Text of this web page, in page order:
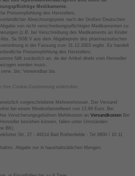
Medikamente.
Preisempfehlung des Herstellers.
Abrechnungspreis nach der Großen Deutschen
von nicht verschreibungspflichtigen Medikamenten zu
(z.B. bei Verschreibung des Medikaments an Kinder
5a SGB V aus dem Abgabepreis des pharmazeutischen
in der Fassung zum 31.12.2003 ergibt. Es handelt
Preisempfehlung des Herstellers.
fällt zusätzlich an, da der Artikel direkt vom Hersteller
bezogen werden muss.
bis: Verwendbar bis.
Ihre Cookie-Zustimmung widerrufen
vorgeschriebene Mehrwertsteuer. Der Versand
bei einem Mindestbestellwert von 13,99 Euro. Bei
Versicherungsgebühren Mehrkosten an VersandkostenBei
beziehen können, fallen unter Umständen
BK).
Str. 27 - 49214 Bad Rothenfelde - Tel 0800 / 10 11
Abgabe nur in haushaltsüblichen Mengen.